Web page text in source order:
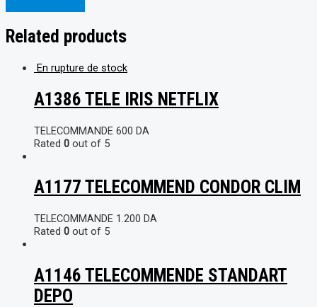
Related products
En rupture de stock
A1386 TELE IRIS NETFLIX
TELECOMMANDE 600 DA
Rated 0 out of 5
A1177 TELECOMMEND CONDOR CLIM
TELECOMMANDE 1.200 DA
Rated 0 out of 5
A1146 TELECOMMENDE STANDART
DEPO